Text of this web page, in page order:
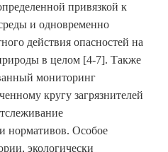
привязкой к
и одновременно
действия опасностей на
в целом [4-7]. Также
мониторинг
кругу загрязнителей
нормативов. Особое
экологически